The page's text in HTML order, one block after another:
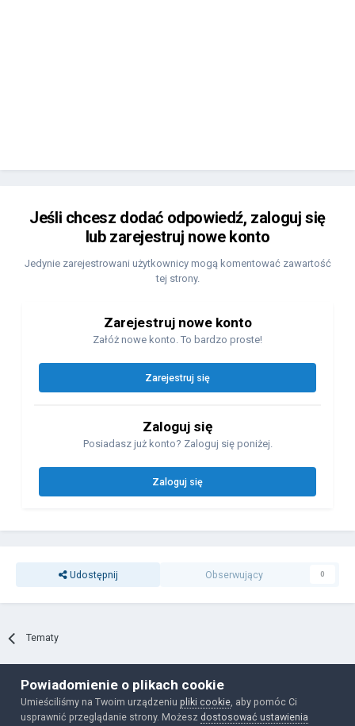
Jeśli chcesz dodać odpowiedź, zaloguj się
lub zarejestruj nowe konto
Jedynie zarejestrowani użytkownicy mogą komentować zawartość
tej strony.
Zarejestruj nowe konto
Załóż nowe konto. To bardzo proste!
Zarejestruj się
Zaloguj się
Posiadasz już konto? Zaloguj się poniżej.
Zaloguj się
Udostępnij Obserwujący 0
Tematy
Polityka prywatności Ciasteczka
Powered by Invision Community
Powiadomienie o plikach cookie
Umieściliśmy na Twoim urządzeniupliki cookie , aby pomóc Ci
usprawnić przeglądanie strony. Możesz dostosować ustawienia